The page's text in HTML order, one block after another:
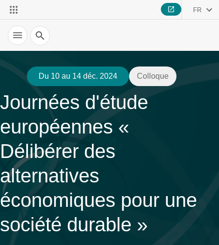
FR
Recherche
Du 10 au 14 déc. 2024 Colloque
Journées d'étude
européennes «
Délibérer des
alternatives
économiques pour une
société durable »